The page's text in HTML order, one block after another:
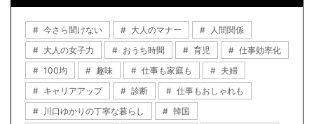
今さら聞けない 大人のマナー
人間関係
大人の女子力
おうち時間 育児
仕事効率化
100均
趣味 仕事も家庭も
夫婦
キャリアアップ
診断
仕事もおしゃれも
川口ゆかりの丁寧な暮らし
韓国